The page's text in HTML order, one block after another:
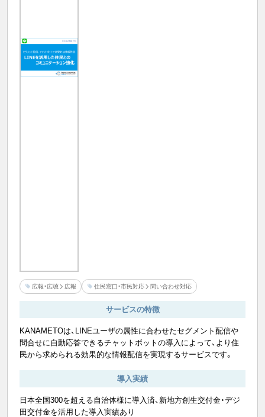
広報・広聴 広報 住民窓口・市民対応 問い合わせ対応
サービスの特徴
KANAMETOは、LINEユーザの属性に合わせたセグメント配信や
問合せに自動応答できるチャットボットの導入によって、より住
民から求められる効果的な情報配信を実現するサービスです。
導入実績
日本全国300を超える自治体様に導入済、新地方創生交付金・デジ
田交付金を活用した導入実績あり